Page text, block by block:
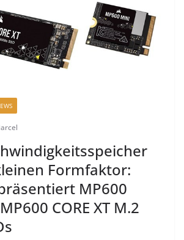
Formfaktor:
MP600
CORE XT M.2